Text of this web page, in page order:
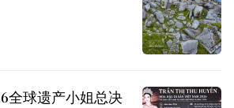
全球遗产小姐总决